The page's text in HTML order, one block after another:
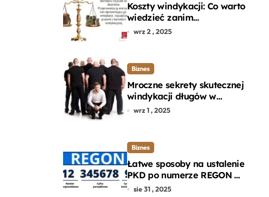
Koszty windykacji: Co warto
wiedzieć zanim
zdecydujesz się na
wrz 2 , 2025
Biznes
Mroczne sekrety skutecznej
windykacji długów w
departamencie windykacji
wrz 1 , 2025
Biznes
Łatwe sposoby na ustalenie
PKD po numerze REGON w
kilku prostych krokach
sie 31 , 2025